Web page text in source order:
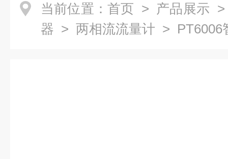
当前位置： 首页 > 产品展示
器 > 两相流流量计 > PT6006